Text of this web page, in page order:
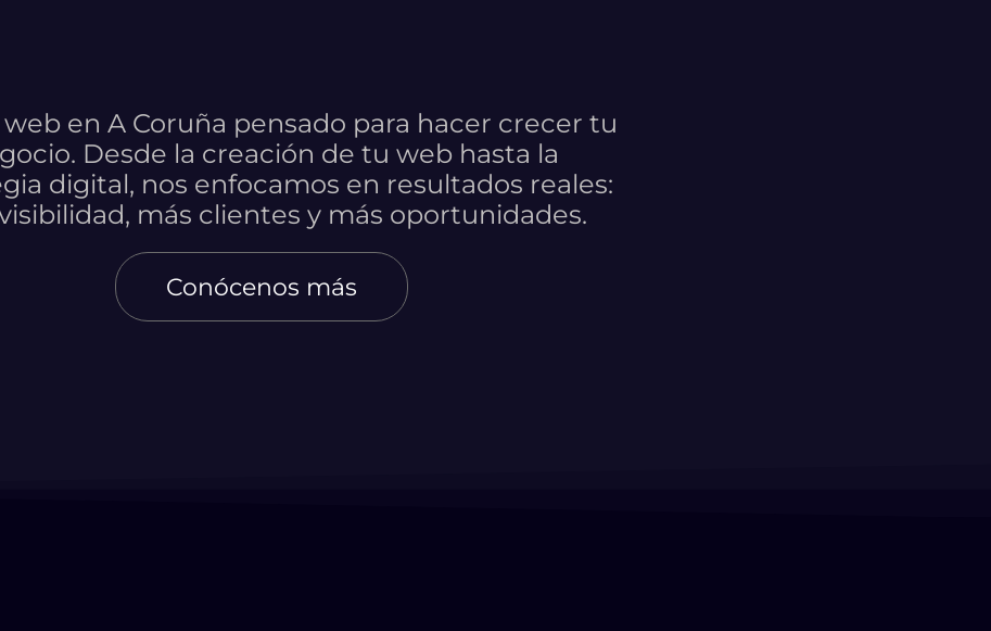
en A Coruña pensado para hacer crecer tu
Desde la creación de tu web hasta la
digital, nos enfocamos en resultados reales:
más clientes y más oportunidades.
Conócenos más